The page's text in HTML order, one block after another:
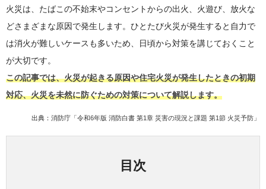
火災は、たばこの不始末やコンセントからの出火、火遊び、放火な
どさまざまな原因で発生します。ひとたび火災が発生すると自力で
は消火が難しいケースも多いため、日頃から対策を講じておくこと
が大切です。
この記事では、火災が起きる原因や住宅火災が発生したときの初期
対応、火災を未然に防ぐための対策について解説します。
出典： 消防庁「令和6年版 消防白書 第1章 災害の現況と課題 第1節 火災予防」
目次